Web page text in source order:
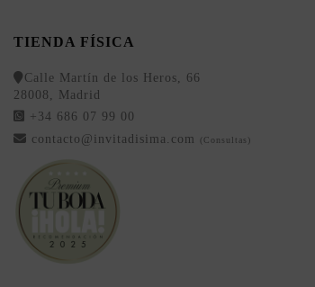
TIENDA FÍSICA
Calle Martín de los Heros, 66
28008, Madrid
+34 686 07 99 00
contacto@invitadisima.com
(Consultas)